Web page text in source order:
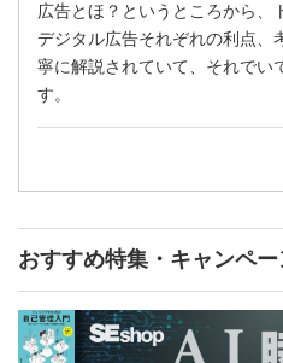
広告とほ？というところから、
デジタル広告それぞれの利点、
寧に解説されていて、それでい
す。
おすすめ特集・キャンペー